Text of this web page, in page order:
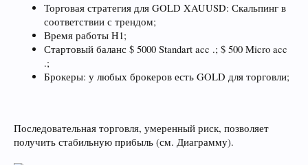
Торговая стратегия для GOLD XAUUSD: Скальпинг в
соответствии с трендом;
Время работы H1;
Стартовый баланс $ 5000 Standart acc .; $ 500 Micro acc
.;
Брокеры: у любых брокеров есть GOLD для торговли;
Последовательная торговля, умеренный риск, позволяет
получить стабильную прибыль (см. Диаграмму).